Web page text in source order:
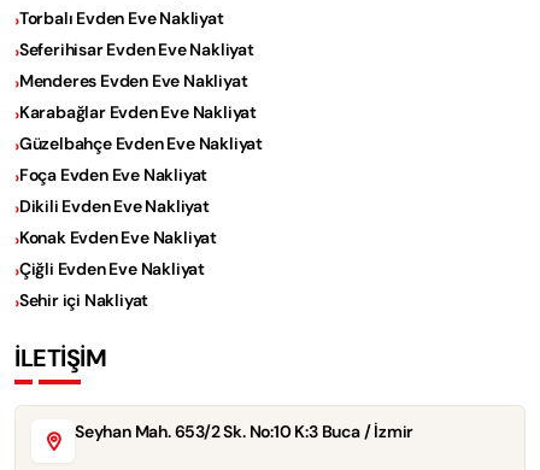
Torbalı Evden Eve Nakliyat
Seferihisar Evden Eve Nakliyat
Menderes Evden Eve Nakliyat
Karabağlar Evden Eve Nakliyat
Güzelbahçe Evden Eve Nakliyat
Foça Evden Eve Nakliyat
Dikili Evden Eve Nakliyat
Konak Evden Eve Nakliyat
Çiğli Evden Eve Nakliyat
Sehir içi Nakliyat
İLETİŞİM
Seyhan Mah. 653/2 Sk. No:10 K:3 Buca / İzmir